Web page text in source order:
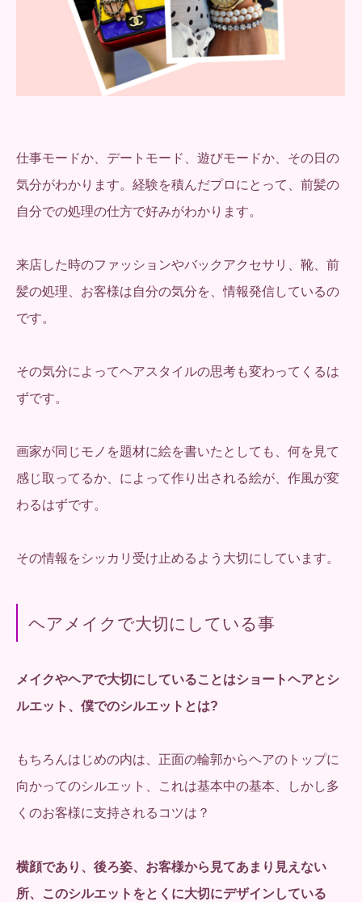
仕事モードか、デートモード、遊びモードか、その日の
気分がわかります。経験を積んだプロにとって、前髪の
自分での処理の仕方で好みがわかります。
来店した時のファッションやバックアクセサリ、靴、前
髪の処理、お客様は自分の気分を、情報発信しているの
です。
その気分によってヘアスタイルの思考も変わってくるは
ずです。
画家が同じモノを題材に絵を書いたとしても、何を見て
感じ取ってるか、によって作り出される絵が、作風が変
わるはずです。
その情報をシッカリ受け止めるよう大切にしています。
ヘアメイクで大切にしている事
メイクやヘアで大切にしていることはショートヘアとシ
ルエット、 僕でのシルエットとは?
もちろんはじめの内は、正面の輪郭からヘアのトップに
向かってのシルエット、これは基本中の基本、しかし多
くのお客様に支持されるコツは？
横顔であり、後ろ姿、お客様から見てあまり見えない
所、
このシルエットをとくに大切にデザインしている